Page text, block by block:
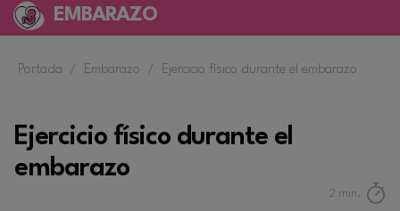
EMBARAZO
Portada / Embarazo / Ejercicio físico durante el embarazo
Ejercicio físico durante el
embarazo
2 min.